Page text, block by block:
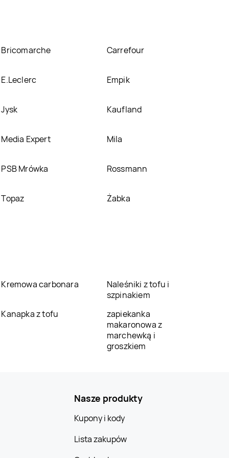
Bricomarche Carrefour
E.Leclerc Empik
Jysk Kaufland
Media Expert Mila
PSB Mrówka Rossmann
Topaz Żabka
Kremowa carbonara
Naleśniki z tofu i
szpinakiem
Kanapka z tofu
zapiekanka
makaronowa z
marchewką i
groszkiem
Nasze produkty
Kupony i kody
Lista zakupów